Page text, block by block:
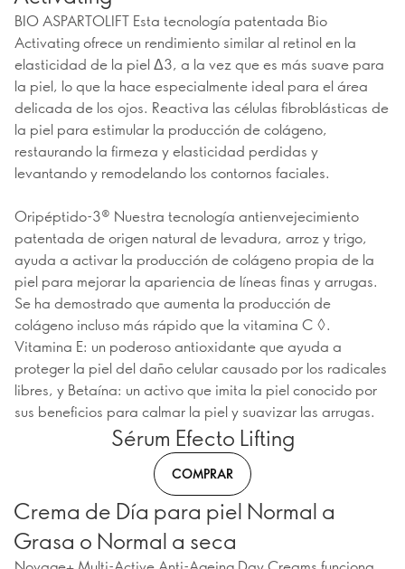
BIO ASPARTOLIFT Esta tecnología patentada Bio
Activating ofrece un rendimiento similar al retinol en la
elasticidad de la piel Δ3, a la vez que es más suave para
la piel, lo que la hace especialmente ideal para el área
delicada de los ojos. Reactiva las células fibroblásticas de
la piel para estimular la producción de colágeno,
restaurando la firmeza y elasticidad perdidas y
levantando y remodelando los contornos faciales.
Oripéptido-3® Nuestra tecnología antienvejecimiento
patentada de origen natural de levadura, arroz y trigo,
ayuda a activar la producción de colágeno propia de la
piel para mejorar la apariencia de líneas finas y arrugas.
Se ha demostrado que aumenta la producción de
colágeno incluso más rápido que la vitamina C ◊.
Vitamina E: un poderoso antioxidante que ayuda a
proteger la piel del daño celular causado por los radicales
libres, y Betaína: un activo que imita la piel conocido por
sus beneficios para calmar la piel y suavizar las arrugas.
Sérum Efecto Lifting
COMPRAR
Crema de Día para piel Normal a
Grasa o Normal a seca